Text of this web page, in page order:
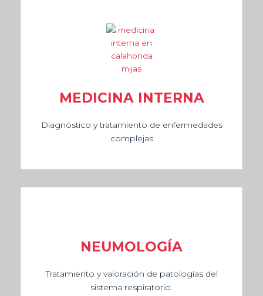
MEDICINA INTERNA
Diagnóstico y tratamiento de enfermedades
complejas
NEUMOLOGÍA
Tratamiento y valoración de patologías del
sistema respiratorio.